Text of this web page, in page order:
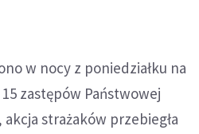
w nocy z poniedziałku na
zastępów Państwowej
strażaków przebiegła